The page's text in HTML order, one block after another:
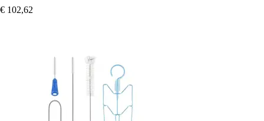
€ 102,62